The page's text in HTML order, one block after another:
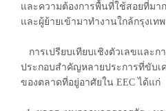
และความต้องการพื้นที่ใช้สอยที่ม
และผู้ย้ายเข้ามาทำงานใกล้กรุงเท
การเปรียบเทียบเชิงตัวเลขและก
ประกอบสำคัญหลายประการที่ขับเ
ของตลาดที่อยู่อาศัยใน EEC ได้แก่